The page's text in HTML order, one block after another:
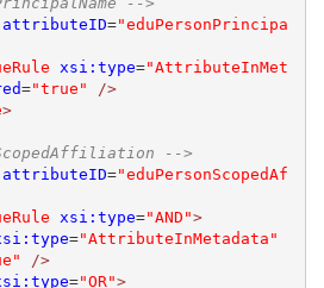
attributeID="eduPersonPrincipa
xsi:type="AttributeInMet
="true"
/>
>
-->
attributeID="eduPersonScopedAf
xsi:type="AND">
="AttributeInMetadata"
/>
="OR">